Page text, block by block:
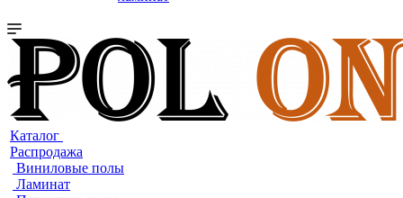
Каталог
Распродажа
Виниловые полы
Ламинат